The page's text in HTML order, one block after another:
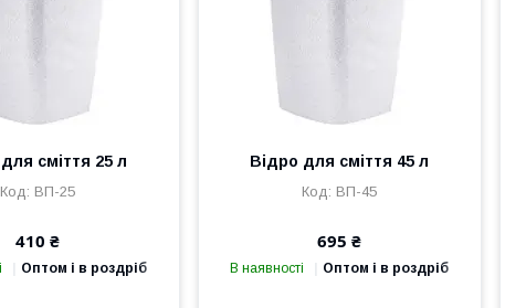
сміття 25 л
ВП-25
410 ₴
Оптом і в роздріб
Відро для сміття 45 л
ВП-45
695 ₴
В наявності Оптом і в роздріб